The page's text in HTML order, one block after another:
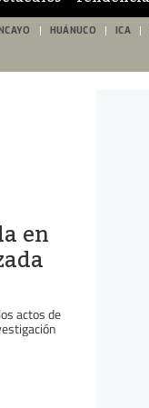
HUÁNUCO ICA
en
actos de